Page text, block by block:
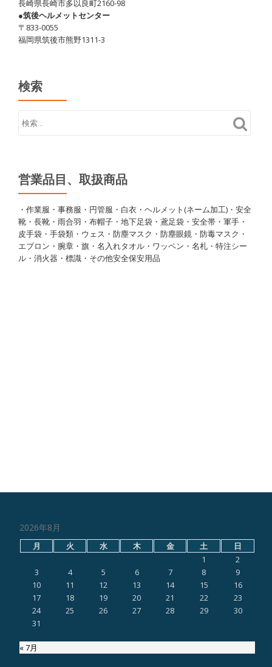
長崎県長崎市多以良町2160-98
●筑後ヘルメットセンター
〒833-0055
福岡県筑後市熊野1311-3
検索
営業品目、取扱商品
・作業服・事務服・円管服・白衣・ヘルメット(ネーム加工)・安全
靴・長靴・雨合羽・布帽子・地下足袋・鳶足袋・安全帯・軍手・
皮手袋・手袋類・ウェス・防塵マスク・防塵眼鏡・防毒マスク・
エプロン・腕章・旗・名入れタオル・ワッペン・名札・特注シー
ル・消火器・標識・その他安全保安用品
2026年8月
月 火 水 木 金 土
日
1
2
3
4 5 6 7 8
9
10
11 12 13 14 15
16
17
18 19 20 21 22
23
24
25 26 27 28 29
30
31
« 7月